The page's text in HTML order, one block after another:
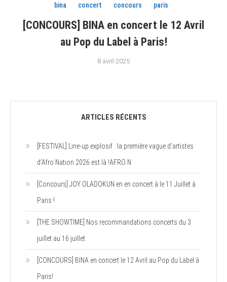
bina concert concours paris
[CONCOURS] BINA en concert le 12 Avril
au Pop du Label à Paris!
8 avril 2025
ARTICLES RÉCENTS
[FESTIVAL] Line-up explosif : la première vague d’artistes
d’Afro Nation 2026 est là !AFRO N
[Concours] JOY OLADOKUN en en concert à le 11 Juillet à
Paris !
[THE SHOWTIME] Nos recommandations concerts du 3
juillet au 16 juillet.
[CONCOURS] BINA en concert le 12 Avril au Pop du Label à
Paris!